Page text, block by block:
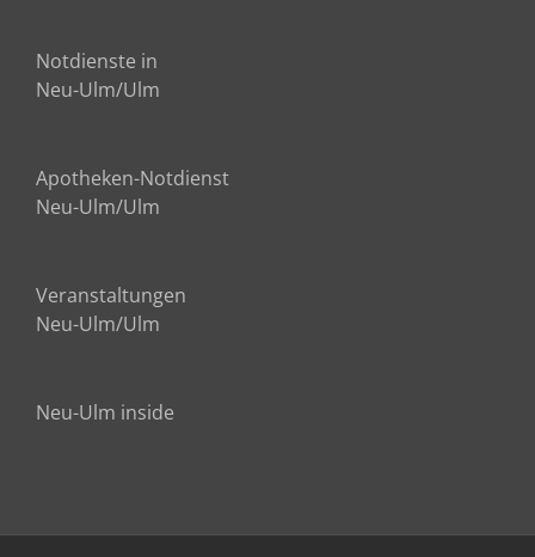
Notdienste in
Neu-Ulm/Ulm
Apotheken-Notdienst
Neu-Ulm/Ulm
Veranstaltungen
Neu-Ulm/Ulm
Neu-Ulm inside